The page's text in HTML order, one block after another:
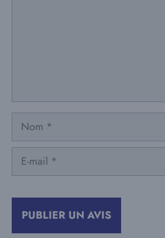
Nom
mail